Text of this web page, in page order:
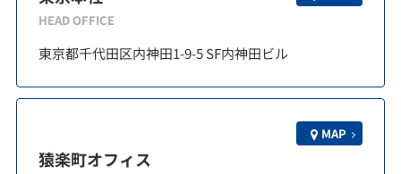
HEAD OFFICE
東京都千代田区内神田1-9-5 SF内神田ビル
猿楽町オフィス
MAP